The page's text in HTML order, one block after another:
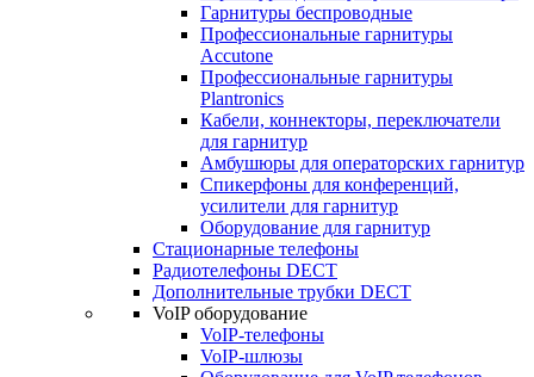
Гарнитуры беспроводные
Профессиональные гарнитуры
Accutone
Профессиональные гарнитуры
Plantronics
Кабели, коннекторы, переключатели
для гарнитур
Амбушюры для операторских гарнитур
Cпикерфоны для конференций,
усилители для гарнитур
Оборудование для гарнитур
Стационарные телефоны
Радиотелефоны DECT
Дополнительные трубки DECT
VoIP оборудование
VoIP-телефоны
VoIP-шлюзы